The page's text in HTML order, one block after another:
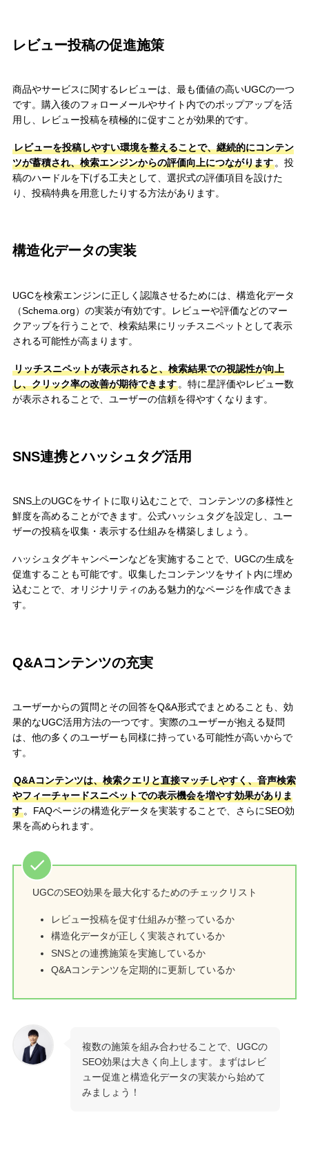
レビュー投稿の促進施策
商品やサービスに関するレビューは、最も価値の高いUGCの一つ
です。購入後のフォローメールやサイト内でのポップアップを活
用し、レビュー投稿を積極的に促すことが効果的です。
レビューを投稿しやすい環境を整えることで、継続的にコンテン
ツが蓄積され、検索エンジンからの評価向上につながります。投
稿のハードルを下げる工夫として、選択式の評価項目を設けた
り、投稿特典を用意したりする方法があります。
構造化データの実装
UGCを検索エンジンに正しく認識させるためには、構造化データ
（Schema.org）の実装が有効です。レビューや評価などのマー
クアップを行うことで、検索結果にリッチスニペットとして表示
される可能性が高まります。
リッチスニペットが表示されると、検索結果での視認性が向上
し、クリック率の改善が期待できます。特に星評価やレビュー数
が表示されることで、ユーザーの信頼を得やすくなります。
SNS連携とハッシュタグ活用
SNS上のUGCをサイトに取り込むことで、コンテンツの多様性と
鮮度を高めることができます。公式ハッシュタグを設定し、ユー
ザーの投稿を収集・表示する仕組みを構築しましょう。
ハッシュタグキャンペーンなどを実施することで、UGCの生成を
促進することも可能です。収集したコンテンツをサイト内に埋め
込むことで、オリジナリティのある魅力的なページを作成できま
す。
Q&Aコンテンツの充実
ユーザーからの質問とその回答をQ&A形式でまとめることも、効
果的なUGC活用方法の一つです。実際のユーザーが抱える疑問
は、他の多くのユーザーも同様に持っている可能性が高いからで
す。
Q&Aコンテンツは、検索クエリと直接マッチしやすく、音声検索
やフィーチャードスニペットでの表示機会を増やす効果がありま
す。FAQページの構造化データを実装することで、さらにSEO効
果を高められます。
UGCのSEO効果を最大化するためのチェックリスト
レビュー投稿を促す仕組みが整っているか
構造化データが正しく実装されているか
SNSとの連携施策を実施しているか
Q&Aコンテンツを定期的に更新しているか
複数の施策を組み合わせることで、UGCの
SEO効果は大きく向上します。まずはレビ
ュー促進と構造化データの実装から始めて
みましょう！